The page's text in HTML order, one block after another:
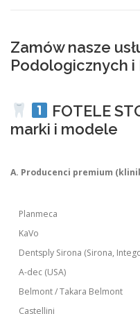
Zamów nasze
Podologicznych
FOTELE
marki i modele
A. Producenci premium
Planmeca
KaVo
Dentsply Sirona (Sirona,
A-dec (USA)
Belmont / Takara Belmont
Castellini